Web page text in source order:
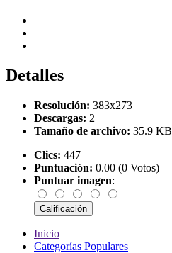
Detalles
Resolución: 383x273
Descargas: 2
Tamaño de archivo: 35.9 KB
Clics: 447
Puntuación: 0.00 (0 Votos)
Puntuar imagen:
Inicio
Categorías Populares